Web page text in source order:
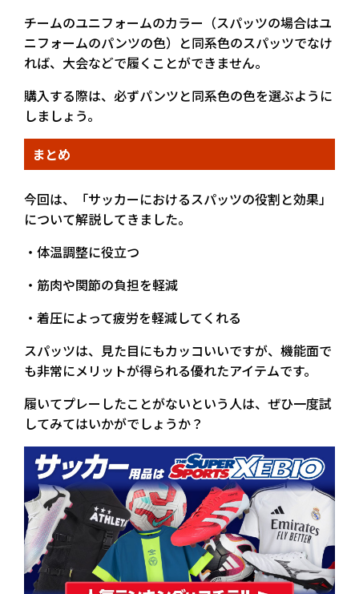
チームのユニフォームのカラー（スパッツの場合はユ
ニフォームのパンツの色）と同系色のスパッツでなけ
れば、大会などで履くことができません。
購入する際は、必ずパンツと同系色の色を選ぶように
しましょう。
まとめ
今回は、「サッカーにおけるスパッツの役割と効果」
について解説してきました。
・体温調整に役立つ
・筋肉や関節の負担を軽減
・着圧によって疲労を軽減してくれる
スパッツは、見た目にもカッコいいですが、機能面で
も非常にメリットが得られる優れたアイテムです。
履いてプレーしたことがないという人は、ぜひ一度試
してみてはいかがでしょうか？